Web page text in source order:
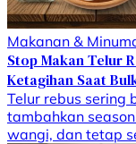
Makanan &
Stop Makan Telur
Ketagihan Saat
Telur rebus sering
tambahkan
wangi, dan tetap